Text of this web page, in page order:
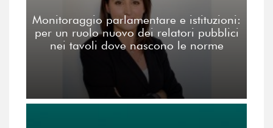
Monitoraggio parlamentare e istituzioni:
per un ruolo nuovo dei relatori pubblici
nei tavoli dove nascono le norme